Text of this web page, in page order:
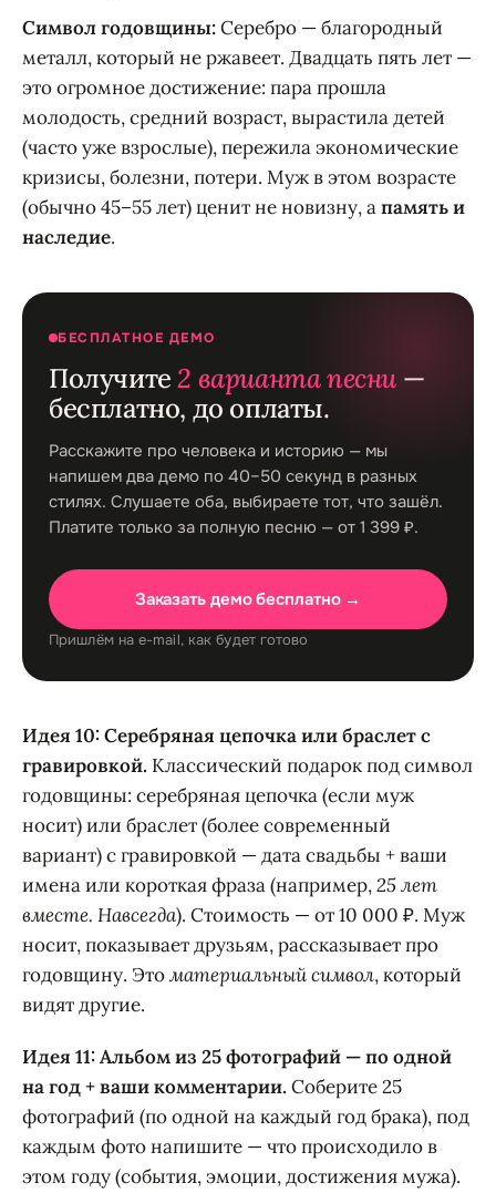
Символ годовщины:Серебро — благородный
металл, который не ржавеет. Двадцать пять лет —
это огромное достижение: пара прошла
молодость, средний возраст, вырастила детей
(часто уже взрослые), пережила экономические
кризисы, болезни, потери. Муж в этом возрасте
(обычно 45–55 лет) ценит не новизну, апамять и
наследие.
БЕСПЛАТНОЕ ДЕМО
Получите2 варианта песни —
бесплатно, до оплаты.
Расскажите про человека и историю — мы
напишем два демо по 40–50 секунд в разных
стилях. Слушаете оба, выбираете тот, что зашёл.
Платите только за полную песню — от 1 399 ₽.
Заказать демо бесплатно →
Пришлём на e-mail, как будет готово
Идея 10: Серебряная цепочка или браслет с
гравировкой. Классический подарок под символ
годовщины: серебряная цепочка (если муж
носит) или браслет (более современный
вариант) с гравировкой — дата свадьбы + ваши
имена или короткая фраза (например,25 лет
вместе. Навсегда). Стоимость — от 10 000 ₽. Муж
носит, показывает друзьям, рассказывает про
годовщину. Этоматериальный символ, который
видят другие.
Идея 11: Альбом из 25 фотографий — по одной
на год + ваши комментарии. Соберите 25
фотографий (по одной на каждый год брака), под
каждым фото напишите — что происходило в
этом году (события, эмоции, достижения мужа).